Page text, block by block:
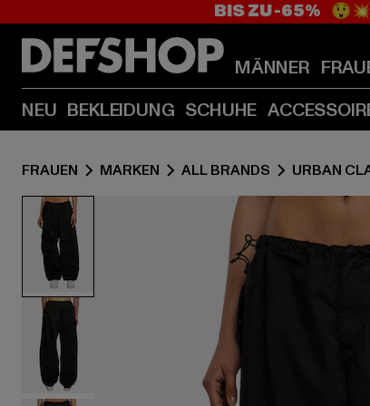
BIS ZU -65%
MÄNNER
NEU BEKLEIDUNG SCHUHE
FRAUEN MARKEN ALL BRANDS URBAN